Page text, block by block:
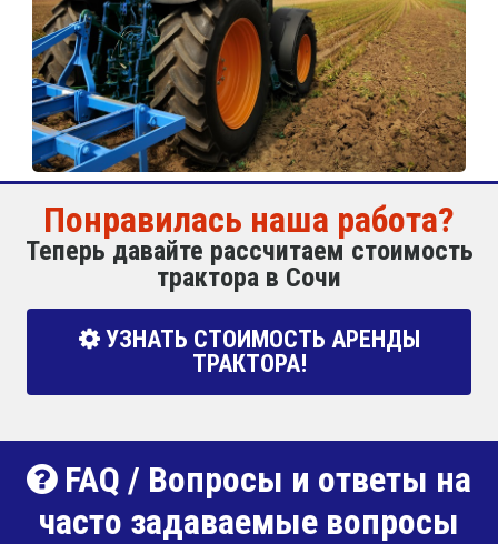
Понравилась наша работа?
Теперь давайте рассчитаем стоимость
трактора в Сочи
УЗНАТЬ СТОИМОСТЬ АРЕНДЫ
ТРАКТОРА!
FAQ / Вопросы и ответы на
часто задаваемые вопросы